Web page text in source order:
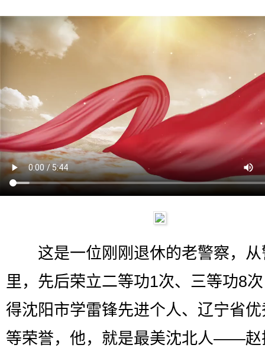
这是一位刚刚退休的老警察，从
里，先后荣立二等功1次、三等功8
得沈阳市学雷锋先进个人、辽宁省
等荣誉，他，就是最美沈北人——赵